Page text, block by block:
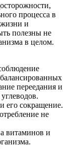
процесса в
и
полезны не
в целом.
переедания и
его сокращение.
не
витаминов и